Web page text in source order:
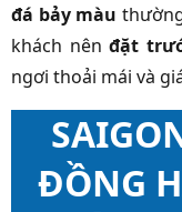
đá bảy màu
khách nên đặt
ngơi thoải mái và
ĐỒNG